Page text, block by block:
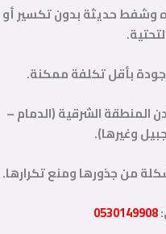
وشفط حديثة بدون تكسير أو
بأقل تكلفة ممكنة.
الشرقية (الدمام –
وغيرها).
من جذورها ومنع تكرارها.
0530149908